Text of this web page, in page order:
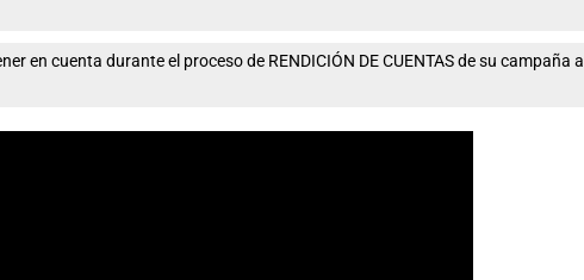
en cuenta durante el proceso de RENDICIÓN DE CUENTAS de su campaña a